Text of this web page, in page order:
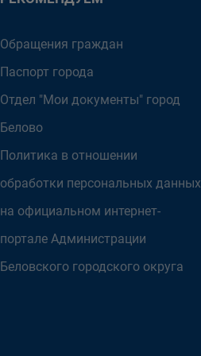
Обращения граждан
Паспорт города
Отдел "Мои документы" город
Белово
Политика в отношении
обработки персональных данных
на официальном интернет-
портале Администрации
Беловского городского округа